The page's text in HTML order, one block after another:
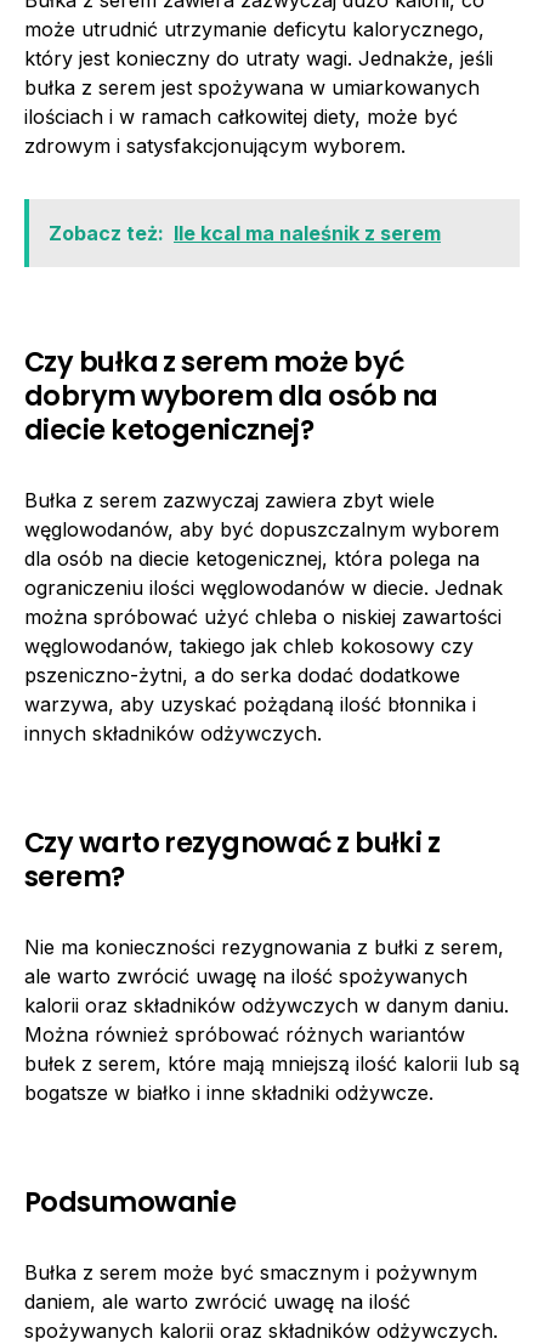
może utrudnić utrzymanie deficytu kalorycznego,
który jest konieczny do utraty wagi. Jednakże, jeśli
bułka z serem jest spożywana w umiarkowanych
ilościach i w ramach całkowitej diety, może być
zdrowym i satysfakcjonującym wyborem.
Zobacz też: Ile kcal ma naleśnik z serem
Czy bułka z serem może być
dobrym wyborem dla osób na
diecie ketogenicznej?
Bułka z serem zazwyczaj zawiera zbyt wiele
węglowodanów, aby być dopuszczalnym wyborem
dla osób na diecie ketogenicznej, która polega na
ograniczeniu ilości węglowodanów w diecie. Jednak
można spróbować użyć chleba o niskiej zawartości
węglowodanów, takiego jak chleb kokosowy czy
pszeniczno-żytni, a do serka dodać dodatkowe
warzywa, aby uzyskać pożądaną ilość błonnika i
innych składników odżywczych.
Czy warto rezygnować z bułki z
serem?
Nie ma konieczności rezygnowania z bułki z serem,
ale warto zwrócić uwagę na ilość spożywanych
kalorii oraz składników odżywczych w danym daniu.
Można również spróbować różnych wariantów
bułek z serem, które mają mniejszą ilość kalorii lub są
bogatsze w białko i inne składniki odżywcze.
Podsumowanie
Bułka z serem może być smacznym i pożywnym
daniem, ale warto zwrócić uwagę na ilość
spożywanych kalorii oraz składników odżywczych.